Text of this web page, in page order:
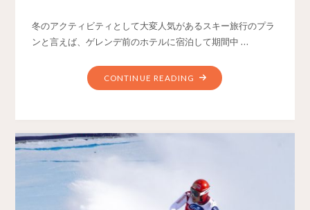
冬のアクティビティとして大変人気があるスキー旅行のプラ
ンと言えば、ゲレンデ前のホテルに宿泊して期間中 …
CONTINUE READING